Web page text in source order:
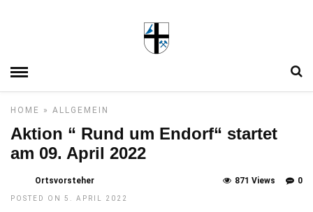
HOME » ALLGEMEIN
Aktion “ Rund um Endorf“ startet
am 09. April 2022
Ortsvorsteher
POSTED ON 5. APRIL 2022
0
871 Views